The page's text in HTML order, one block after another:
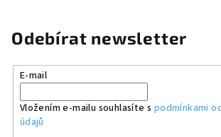
Odebírat newsletter
E-mail
Vložením e-mailu souhlasíte s podmínkami
údajů